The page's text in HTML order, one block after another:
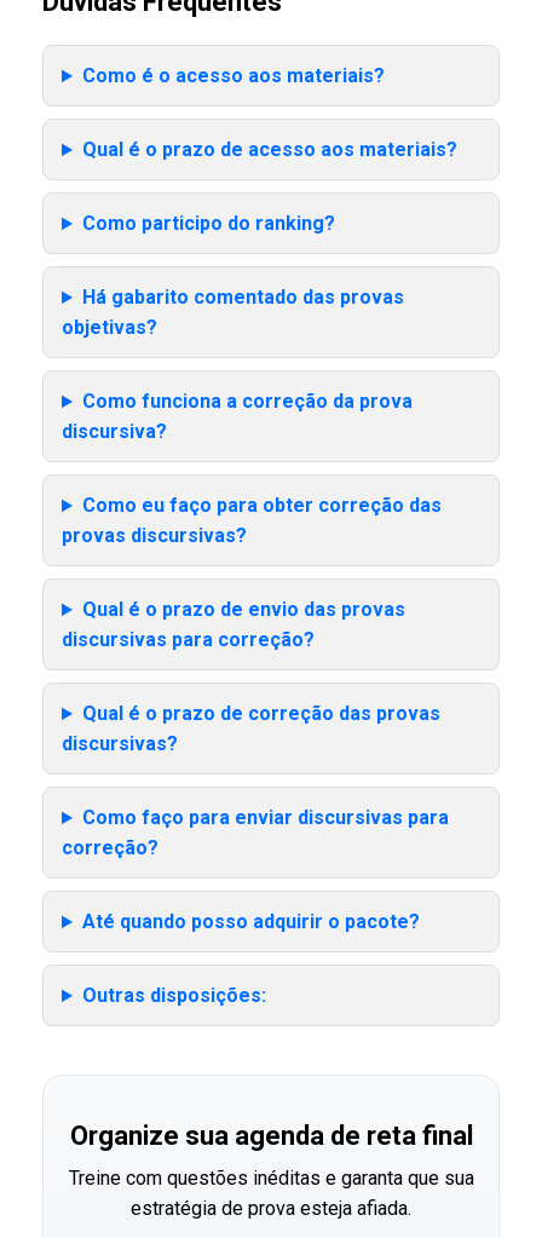
Como é o acesso aos materiais?
Qual é o prazo de acesso aos materiais?
Como participo do ranking?
Há gabarito comentado das provas
objetivas?
Como funciona a correção da prova
discursiva?
Como eu faço para obter correção das
provas discursivas?
Qual é o prazo de envio das provas
discursivas para correção?
Qual é o prazo de correção das provas
discursivas?
Como faço para enviar discursivas para
correção?
Até quando posso adquirir o pacote?
Outras disposições:
Organize sua agenda de reta final
Treine com questões inéditas e garanta que sua
estratégia de prova esteja afiada.